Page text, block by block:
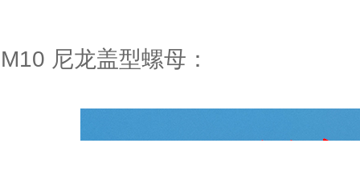
M10 尼龙盖型螺母：